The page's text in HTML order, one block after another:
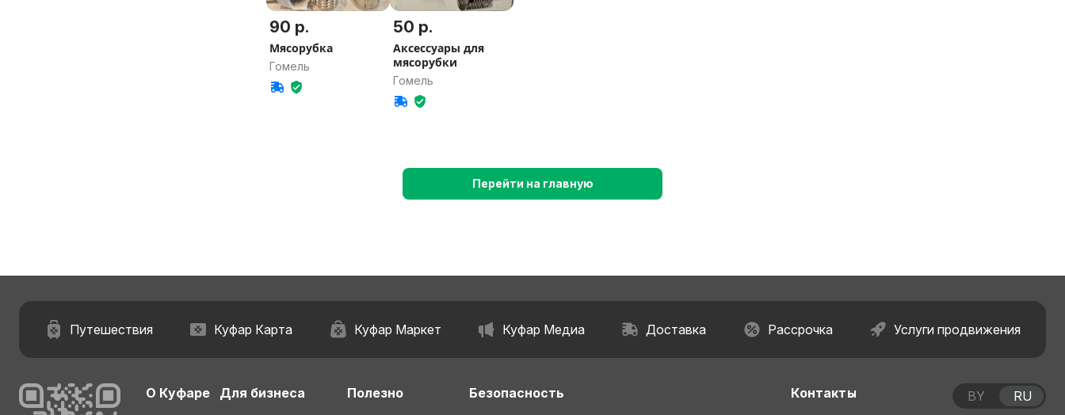
90 р.
Мясорубка
Гомель
50 р.
Аксессуары для
мясорубки
Гомель
Перейти на главную
Путешествия Куфар Карта Куфар Маркет Куфар Медиа Доставка Рассрочка Услуги продвижения
О Куфаре Для бизнеса Полезно Безопасность Контакты BY RU